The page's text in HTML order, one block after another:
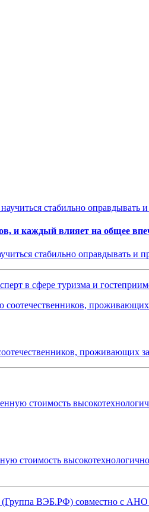
и каждый влияет на общее
стабильно оправдывать и
в сфере туризма и
проживающих
стоимость
(Группа ВЭБ.РФ) совместно с